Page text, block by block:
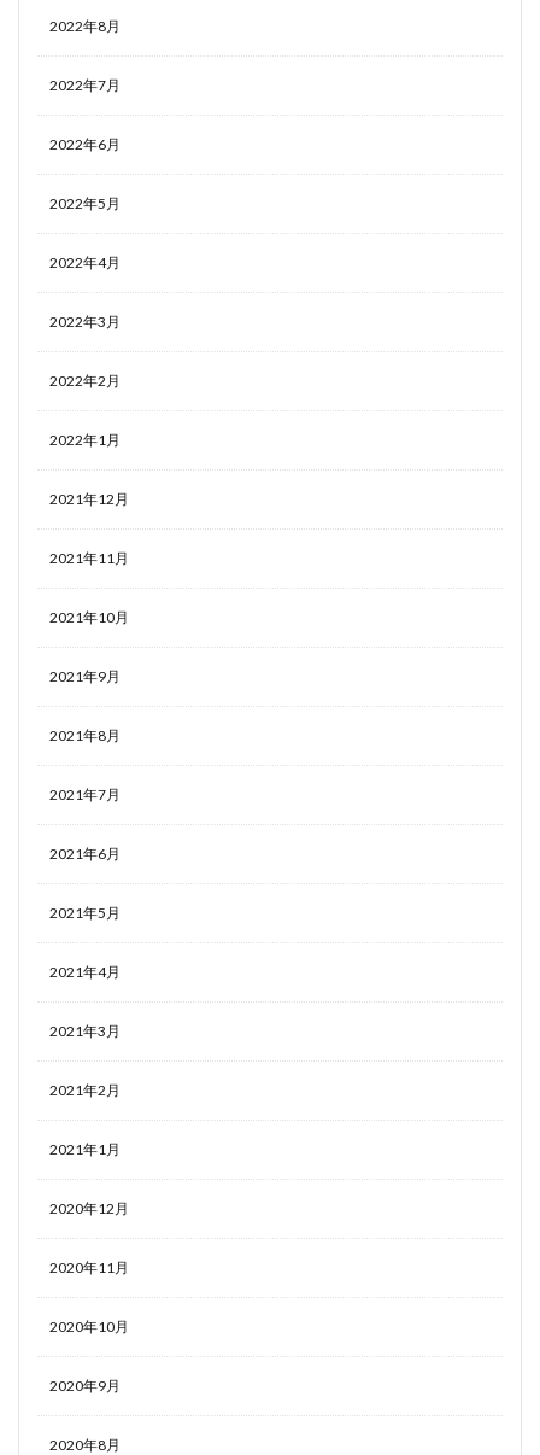
2022年8月
2022年7月
2022年6月
2022年5月
2022年4月
2022年3月
2022年2月
2022年1月
2021年12月
2021年11月
2021年10月
2021年9月
2021年8月
2021年7月
2021年6月
2021年5月
2021年4月
2021年3月
2021年2月
2021年1月
2020年12月
2020年11月
2020年10月
2020年9月
2020年8月